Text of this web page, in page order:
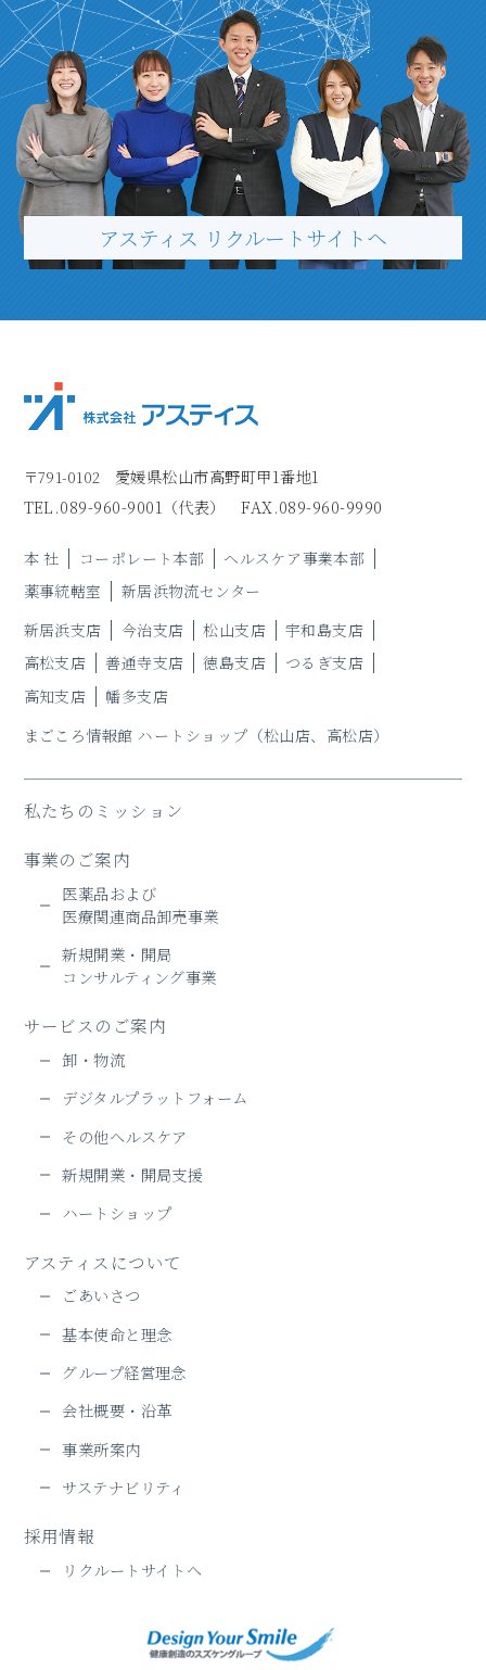
アスティス リクルートサイトヘ
〒791-0102
愛媛県松山市高野町甲1番地1
TEL.089-960-9001 （代表） FAX.089-960-9990
本 社 コーポレート本部
ヘルスケア事業本部
薬事統轄室
新居浜物流センター
新居浜支店
今治支店 松山支店
宇和島支店
高松支店
善通寺支店 徳島支店
つるぎ支店
高知支店
幡多支店
まごころ情報館 ハートショップ （松山店、高松店）
私たちのミッション
事業のご案内
医薬品および
医療関連商品卸売事業
新規開業・開局
コンサルティング事業
サービスのご案内
卸・物流
デジタルプラットフォーム
その他ヘルスケア
新規開業・開局支援
ハートショップ
アスティスについて
ごあいさつ
基本使命と理念
グループ経営理念
会社概要・沿革
事業所案内
サステナビリティ
採用情報
リクルートサイトヘ